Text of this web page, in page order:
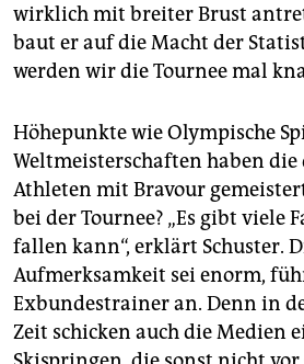
wirklich mit breiter Brust
baut er auf die Macht der
werden wir die Tournee mal
Höhepunkte wie Olympische
Weltmeisterschaften haben die
Athleten mit Bravour
bei der Tournee? „Es gibt viele
fallen kann“, erklärt Schuster.
Aufmerksamkeit sei enorm,
Exbundestrainer an. Denn in
Zeit schicken auch die Medien